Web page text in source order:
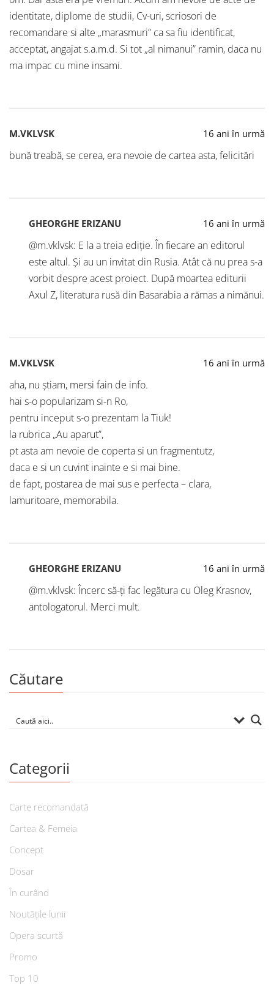
identitate, diplome de studii, Cv-uri, scriosori de
recomandare si alte „marasmuri” ca sa fiu identificat,
acceptat, angajat s.a.m.d. Si tot „al nimanui” ramin, daca nu
ma impac cu mine insami.
M.VKLVSK 16 ani în urmă
bună treabă, se cerea, era nevoie de cartea asta, felicitări
GHEORGHE ERIZANU 16 ani în urmă
@m.vklvsk: E la a treia ediție. În fiecare an editorul
este altul. Și au un invitat din Rusia. Atât că nu prea s-a
vorbit despre acest proiect. După moartea editurii
Axul Z, literatura rusă din Basarabia a rămas a nimănui.
M.VKLVSK 16 ani în urmă
aha, nu ştiam, mersi fain de info.
hai s-o popularizam si-n Ro,
pentru inceput s-o prezentam la Tiuk!
la rubrica „Au aparut”,
pt asta am nevoie de coperta si un fragmentutz,
daca e si un cuvint inainte e si mai bine.
de fapt, postarea de mai sus e perfecta – clara,
lamuritoare, memorabila.
GHEORGHE ERIZANU 16 ani în urmă
@m.vklvsk: Încerc să-ți fac legătura cu Oleg Krasnov,
antologatorul. Merci mult.
Căutare
Categorii
Carte recomandată
Cartea & Femeia
Concept
Dosar
În curând
Noutățile lunii
Opera scurtă
Promo
Top 10